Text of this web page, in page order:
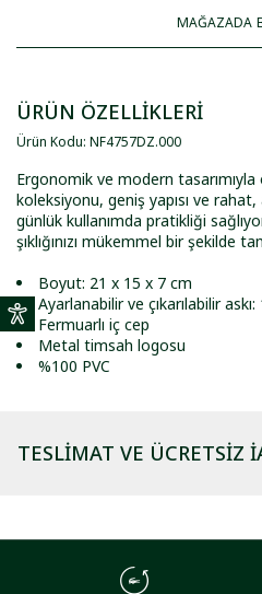
MAĞAZADA
ÜRÜN ÖZELLİKLERİ
Ürün Kodu: NF4757DZ.000
Ergonomik ve modern
koleksiyonu, geniş yapısı ve rahat,
günlük kullanımda pratikliği
şıklığınızı mükemmel bir şekilde
Boyut: 21 x 15 x 7 cm
Ayarlanabilir ve çıkarılabilir
Fermuarlı iç cep
Metal timsah logosu
%100 PVC
TESLIMAT VE ÜCRETSIZ